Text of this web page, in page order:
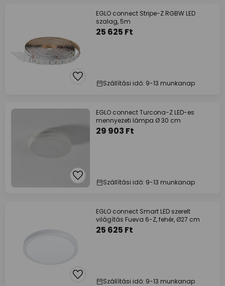
EGLO connect Stripe-Z RGBW LED
szalag, 5m
25 625 Ft
Szállítási idő: 9-13 munkanap
EGLO connect Turcona-Z LED-es
mennyezeti lámpa Ø 30 cm
29 903 Ft
Szállítási idő: 9-13 munkanap
EGLO connect Smart LED szerelt
világítás Fueva 6-Z, fehér, Ø27 cm
25 625 Ft
Szállítási idő: 9-13 munkanap